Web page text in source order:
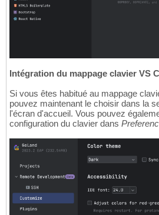
Intégration du mappage clavier VS
Si vous êtes habitué au mappage
pouvez maintenant le choisir dans la
l'écran d'accueil. Vous pouvez
configuration du clavier dans